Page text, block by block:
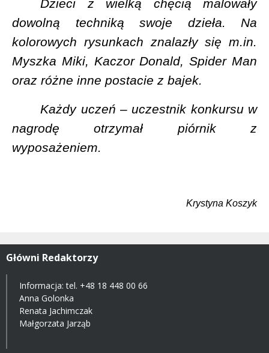
Dzieci z wielką chęcią malowały
dowolną techniką swoje dzieła. Na
kolorowych rysunkach znalazły się m.in.
Myszka Miki, Kaczor Donald, Spider Man
oraz różne inne postacie z bajek.
Każdy uczeń – uczestnik konkursu w
nagrodę otrzymał piórnik z
wyposażeniem.
Krystyna Koszyk
Główni Redaktorzy
Informacja: tel. +48 18 448 00 66
Anna Golonka
Renata Jachimczak
Małgorzata Jarząb